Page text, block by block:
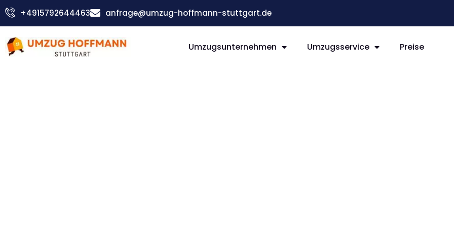
Zum
Inhalt
+4915792644463 anfrage@umzug-hoffmann-stuttgart.de
Umzugsunternehmen Umzugsservice Preise